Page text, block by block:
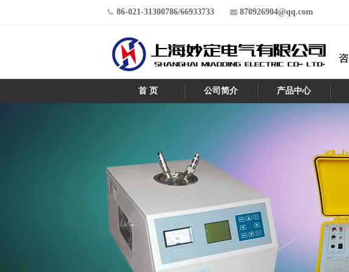
86-021-31300786/66933733 870926904@qq.com
首 页 公司简介 产品中心